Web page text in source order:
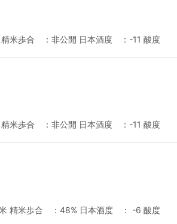
精米歩合 ：非公開 日本酒度 ：-11
精米歩合 ：非公開 日本酒度 ：-11
精米歩合 ：48% 日本酒度 ： -6 酸度